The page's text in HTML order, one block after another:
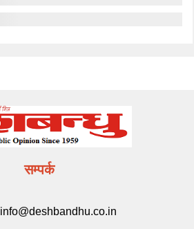
सम्पर्क
info@deshbandhu.co.in